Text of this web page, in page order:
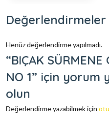
Değerlendirmeler
Henüz değerlendirme yapılmadı.
“BIÇAK SÜRMENE
NO 1” için yorum
olun
Değerlendirme yazabilmek için